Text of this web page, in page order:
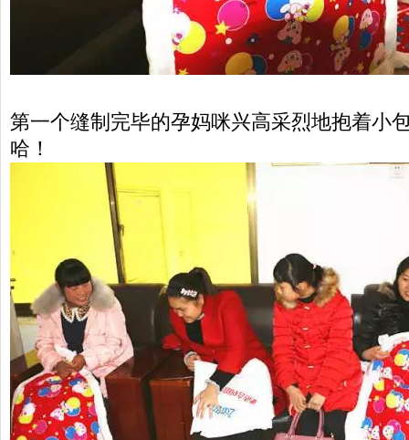
第一个缝制完毕的孕妈咪兴高采烈地抱着小
哈！